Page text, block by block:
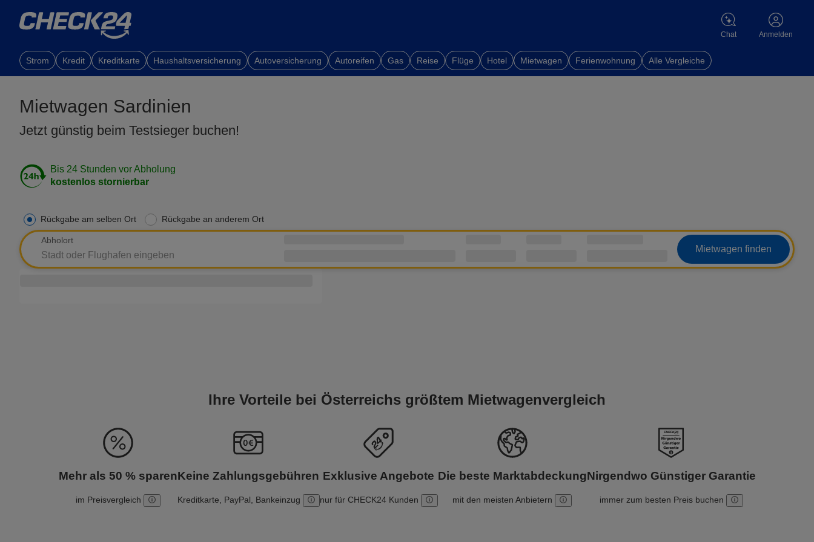
Chat Anmelden
Strom Kredit Kreditkarte Haushaltsversicherung Autoversicherung Autoreifen Gas Reise Flüge Hotel Mietwagen Ferienwohnung Alle Vergleiche
Mietwagen Sardinien
Jetzt günstig beim Testsieger buchen!
Bis 24 Stunden vor Abholung
kostenlos stornierbar
Rückgabe am selben Ort Rückgabe an anderem Ort
Abholort
Mietwagen finden
Ihre Vorteile bei Österreichs größtem Mietwagenvergleich
Mehr als 50 % sparen
im Preisvergleich
Keine Zahlungsgebühren
Kreditkarte, PayPal, Bankeinzug
Exklusive Angebote
nur für CHECK24 Kunden
Die beste Marktabdeckung
mit den meisten Anbietern
Nirgendwo Günstiger Garantie
immer zum besten Preis buchen